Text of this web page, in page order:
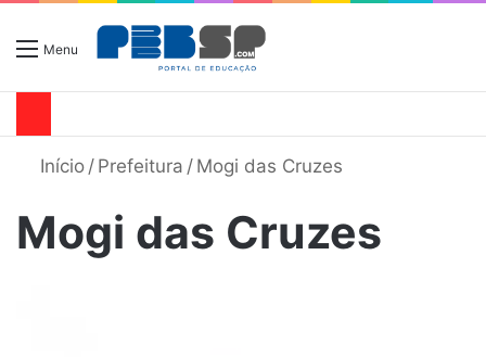
Menu
Início / Prefeitura / Mogi das Cruzes
Mogi das Cruzes